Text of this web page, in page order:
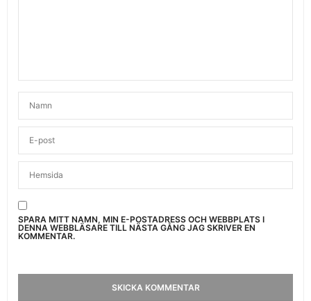
SPARA MITT NAMN, MIN E-POSTADRESS OCH WEBBPLATS I
DENNA WEBBLÄSARE TILL NÄSTA GÅNG JAG SKRIVER EN
KOMMENTAR.